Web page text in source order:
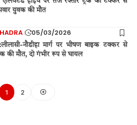
युवक की मौत
05/03/2026
नौडीहा मार्ग पर भीषण बाइक टक्कर से
की मौत, दो गंभीर रूप से घायल
1 2